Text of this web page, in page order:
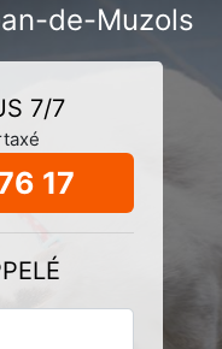
de-Muzols
7/7
17